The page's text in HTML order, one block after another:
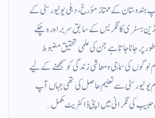
ہندوستان کے ممتاز مؤرخ، دہلی یونیورسٹی کے
ہسٹری کانگریس کے سابق سربراہ رہ چکے
جانا جاتا ہے جن کی علمی تحقیق مضبوط
لوگوں کی سماجی و معاشی زندگی کو سمجھنے کے لیے
سے تعلیم حاصل کی تھی جہاں آپ
کی نگرانی میں اپنی ڈاکٹریٹ مکمل…